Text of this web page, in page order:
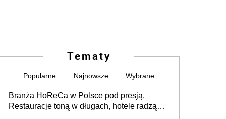
Tematy
Popularne Najnowsze Wybrane
Branża HoReCa w Polsce pod presją.
Restauracje toną w długach, hotele radzą